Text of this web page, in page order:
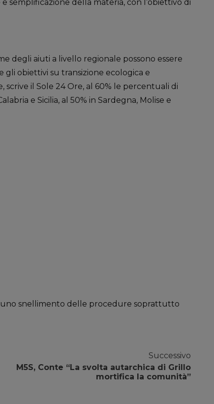
semplificazione della materia, con l’obiettivo di
degli aiuti a livello regionale possono essere
obiettivi su transizione ecologica e
il Sole 24 Ore, al 60% le percentuali di
e Sicilia, al 50% in Sardegna, Molise e
snellimento delle procedure soprattutto
Successivo
M5S, Conte “La svolta autarchica di Grillo
mortifica la comunità”